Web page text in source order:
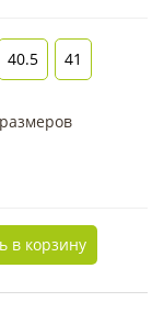
40.5 41
в корзину